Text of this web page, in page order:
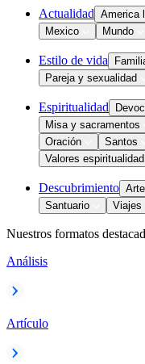
Actualidad America
Mexico
Mundo
Estilo de vida
Pareja y sexualidad
Espiritualidad
Misa y sacramentos
Oración
Santos
Valores espiritualidad
Descubrimiento Arte
Santuario
Viajes
Nuestros formatos
Análisis
Artículo